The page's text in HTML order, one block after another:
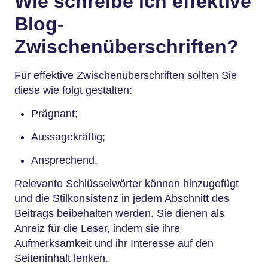
Blog-
Zwischenüberschriften?
Für effektive Zwischenüberschriften sollten Sie
diese wie folgt gestalten:
Prägnant;
Aussagekräftig;
Ansprechend.
Relevante Schlüsselwörter können hinzugefügt
und die Stilkonsistenz in jedem Abschnitt des
Beitrags beibehalten werden. Sie dienen als
Anreiz für die Leser, indem sie ihre
Aufmerksamkeit und ihr Interesse auf den
Seiteninhalt lenken.